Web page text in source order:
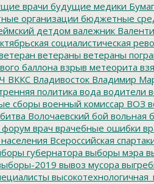
врачи будущие медики
организации бюджетные
детдом валежник
социалистическая
ветераны ветераны
баллона взрыв метеорита
ВККС Владивосток Владимир
политика вода водители
сборы военный комиссар ВОЗ
Волочаевский бой вольная
форум врач врачебные ошибки
Всероссийская
губернатора выборы мэра
2019 вывоз мусора